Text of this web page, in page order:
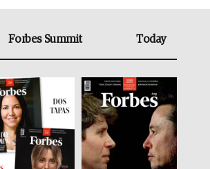
Forbes Summit Today